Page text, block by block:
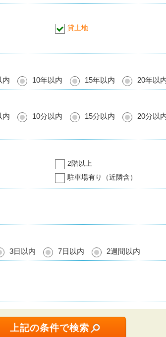
貸土地
内 10年以内 15年以内 20年以
内 10分以内 15分以内 20分以
2階以上
駐車場有り（近隣含）
3日以内 7日以内 2週間以内